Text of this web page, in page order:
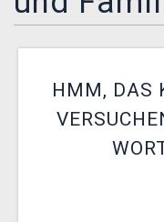
XZONE CLUB
HMM, DAS